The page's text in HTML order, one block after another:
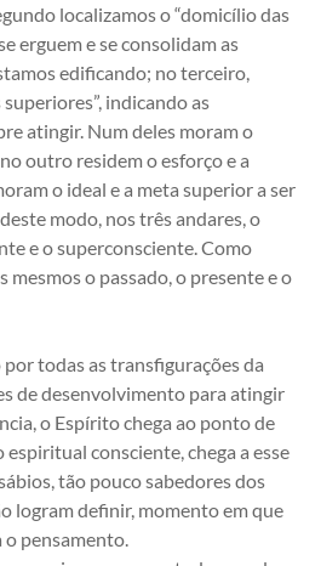
localizamos o “domicílio das
erguem e se consolidam as
edificando; no terceiro,
superiores”, indicando as
atingir. Num deles moram o
outro residem o esforço e a
o ideal e a meta superior a ser
modo, nos três andares, o
e o superconsciente. Como
mesmos o passado, o presente e o
todas as transfigurações da
de desenvolvimento para atingir
o Espírito chega ao ponto de
consciente, chega a esse
tão pouco sabedores dos
logram definir, momento em que
o pensamento.